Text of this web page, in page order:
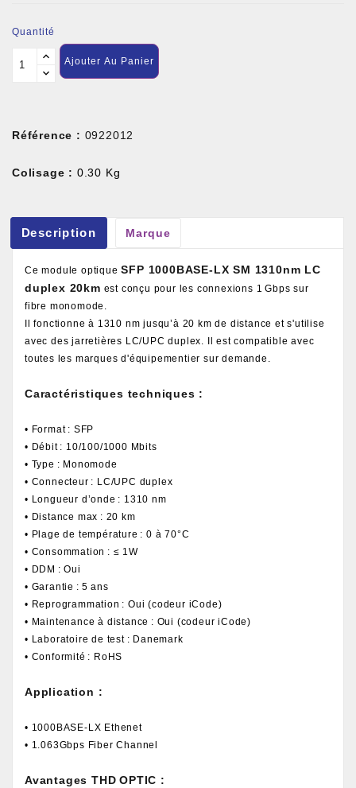
Quantité
Ajouter Au Panier
Référence : 0922012
Colisage : 0.30 Kg
Description Marque
Ce module optiqueSFP 1000BASE-LX SM 1310nm LC
duplex 20km est conçu pour les connexions 1 Gbps sur
fibre monomode.
Il fonctionne à 1310 nm jusqu’à 20 km de distance et s'utilise
avec des jarretières LC/UPC duplex. Il est compatible avec
toutes les marques d'équipementier sur demande.
Caractéristiques techniques :
• Format : SFP
• Débit : 10/100/1000 Mbits
• Type : Monomode
• Connecteur : LC/UPC duplex
• Longueur d’onde : 1310 nm
• Distance max : 20 km
• Plage de température : 0 à 70°C
• Consommation : ≤ 1W
• DDM : Oui
• Garantie : 5 ans
• Reprogrammation : Oui (codeur iCode)
• Maintenance à distance : Oui (codeur iCode)
• Laboratoire de test : Danemark
• Conformité : RoHS
Application :
• 1000BASE-LX Ethenet
• 1.063Gbps Fiber Channel
Avantages THD OPTIC :